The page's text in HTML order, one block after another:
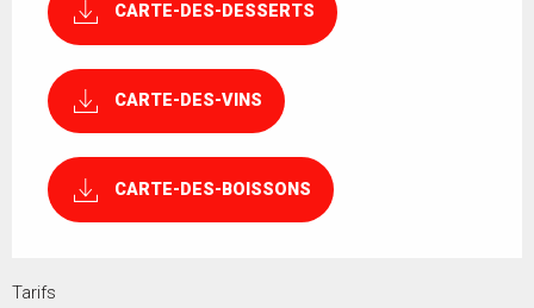
CARTE-DES-DESSERTS
CARTE-DES-VINS
CARTE-DES-BOISSONS
Tarifs